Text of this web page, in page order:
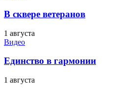
В сквере ветеранов
1 августа
Видео
Единство в гармонии
1 августа